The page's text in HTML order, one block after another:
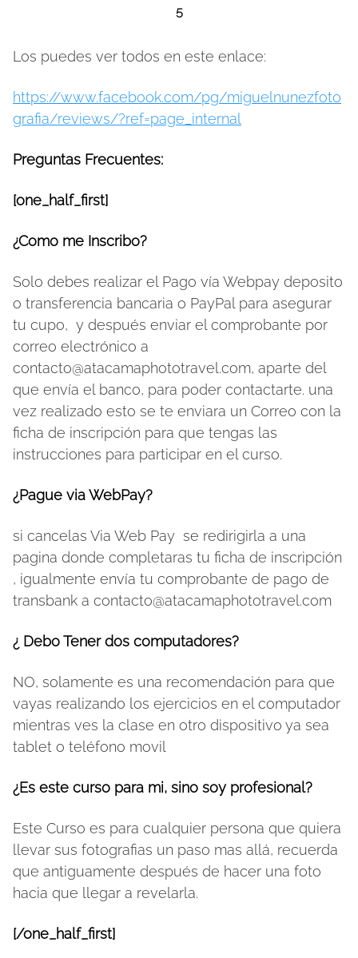
5
Los puedes ver todos en este enlace:
https://www.facebook.com/pg/miguelnunezfoto
grafia/reviews/?ref=page_internal
Preguntas Frecuentes:
[one_half_first]
¿Como me Inscribo?
Solo debes realizar el Pago vía Webpay deposito
o transferencia bancaria o PayPal para asegurar
tu cupo, y después enviar el comprobante por
correo electrónico a
contacto@atacamaphototravel.com, aparte del
que envía el banco, para poder contactarte. una
vez realizado esto se te enviara un Correo con la
ficha de inscripción para que tengas las
instrucciones para participar en el curso.
¿Pague via WebPay?
si cancelas Via Web Pay se redirigirla a una
pagina donde completaras tu ficha de inscripción
, igualmente envía tu comprobante de pago de
transbank a contacto@atacamaphototravel.com
¿ Debo Tener dos computadores?
NO, solamente es una recomendación para que
vayas realizando los ejercicios en el computador
mientras ves la clase en otro dispositivo ya sea
tablet o teléfono movil
¿Es este curso para mi, sino soy profesional?
Este Curso es para cualquier persona que quiera
llevar sus fotografias un paso mas allá, recuerda
que antiguamente después de hacer una foto
hacia que llegar a revelarla.
[/one_half_first]